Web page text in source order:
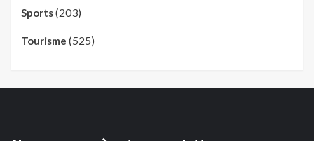
Sports(203)
Tourisme (525)